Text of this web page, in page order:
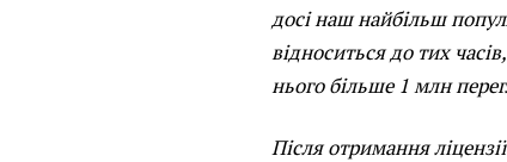
досі наш найбільш
відноситься до тих
нього більше 1 млн
Після отримання